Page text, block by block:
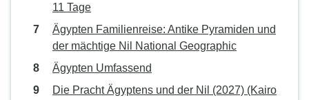
11 Tage
Ägypten Familienreise: Antike Pyramiden und
der mächtige Nil National Geographic
Ägypten Umfassend
Die Pracht Ägyptens und der Nil (2027) (Kairo